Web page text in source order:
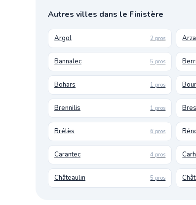
Autres villes dans le Finistère
Argol 2 pros
Bannalec 5 pros
Bohars 1 pros
Brennilis 1 pros
Brélès 6 pros
Carantec 4 pros
Châteaulin 5 pros